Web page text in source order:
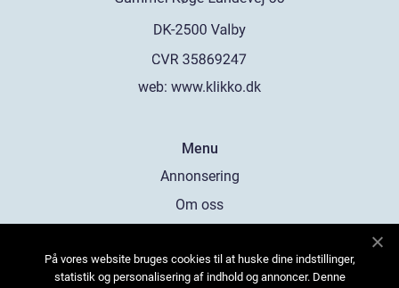
web: www.klikko.dk
Menu
Annonsering
Om oss
Kontakta oss
På vores website bruges cookies til at huske dine indstillinger,
statistik og personalisering af indhold og annoncer. Denne